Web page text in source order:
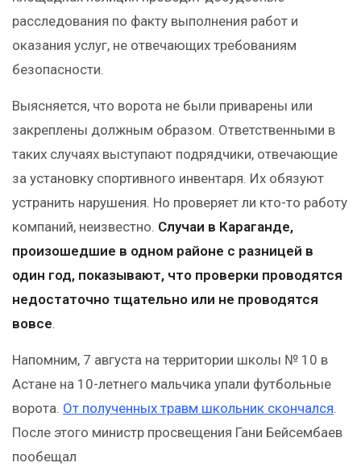
расследования по факту выполнения работ и
оказания услуг, не отвечающих требованиям
безопасности.
Выясняется, что ворота не были приварены или
закреплены должным образом. Ответственными в
таких случаях выступают подрядчики, отвечающие
за установку спортивного инвентаря. Их обязуют
устранить нарушения. Но проверяет ли кто-то работу
компаний, неизвестно. Случаи в Караганде,
произошедшие в одном районе с разницей в
один год, показывают, что проверки проводятся
недостаточно тщательно или не проводятся
вовсе.
Напомним, 7 августа на территории школы № 10 в
Астане на 10-летнего мальчика упали футбольные
ворота. От полученных травм школьник скончался.
После этого министр просвещения Гани Бейсембаев
пообещал